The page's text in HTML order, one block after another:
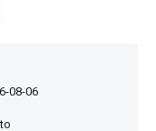
08-06